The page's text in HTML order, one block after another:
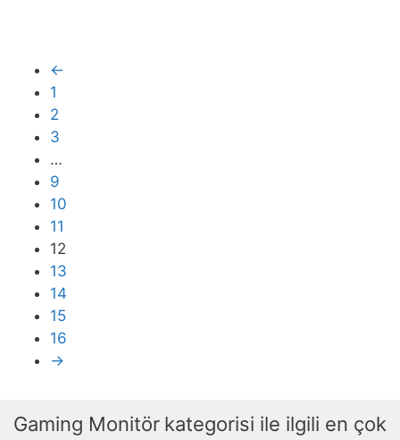
←
1
2
3
…
9
10
11
12
13
14
15
16
→
Gaming Monitör kategorisi ile ilgili en çok